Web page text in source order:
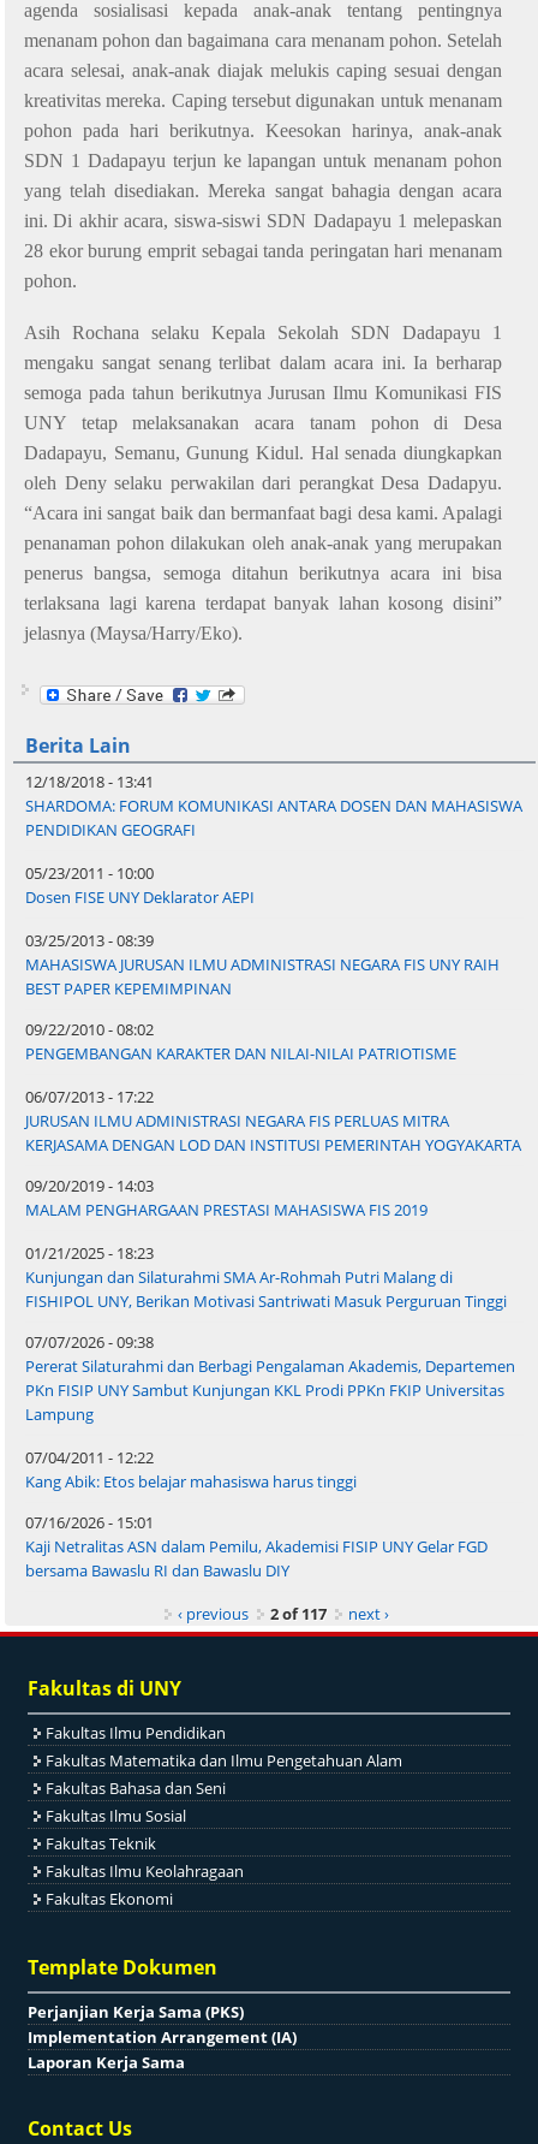
agenda sosialisasi kepada anak-anak tentang pentingnya
menanam pohon dan bagaimana cara menanam pohon. Setelah
acara selesai, anak-anak diajak melukis caping sesuai dengan
kreativitas mereka. Caping tersebut digunakan untuk menanam
pohon pada hari berikutnya. Keesokan harinya, anak-anak
SDN 1 Dadapayu terjun ke lapangan untuk menanam pohon
yang telah disediakan. Mereka sangat bahagia dengan acara
ini. Di akhir acara, siswa-siswi SDN Dadapayu 1 melepaskan
28 ekor burung emprit sebagai tanda peringatan hari menanam
pohon.
Asih Rochana selaku Kepala Sekolah SDN Dadapayu 1
mengaku sangatsenang terlibat dalam acara ini. Ia berharap
semoga pada tahun berikutnya Jurusan Ilmu Komunikasi FIS
UNY tetap melaksanakan acara tanam pohon di Desa
Dadapayu, Semanu, Gunung Kidul. Hal senada diungkapkan
oleh Deny selaku perwakilan dari perangkat Desa Dadapyu.
“Acara ini sangat baik dan bermanfaat bagi desa kami. Apalagi
penanaman pohon dilakukan oleh anak-anak yang merupakan
penerus bangsa, semoga ditahun berikutnya acara ini bisa
terlaksana lagi karena terdapat banyak lahan kosong disini”
jelasnya (Maysa/Harry/Eko).
Berita Lain
12/18/2018 - 13:41
SHARDOMA: FORUM KOMUNIKASI ANTARA DOSEN DAN MAHASISWA
PENDIDIKAN GEOGRAFI
05/23/2011 - 10:00
Dosen FISE UNY Deklarator AEPI
03/25/2013 - 08:39
MAHASISWA JURUSAN ILMU ADMINISTRASI NEGARA FIS UNY RAIH
BEST PAPER KEPEMIMPINAN
09/22/2010 - 08:02
PENGEMBANGAN KARAKTER DAN NILAI-NILAI PATRIOTISME
06/07/2013 - 17:22
JURUSAN ILMU ADMINISTRASI NEGARA FIS PERLUAS MITRA
KERJASAMA DENGAN LOD DAN INSTITUSI PEMERINTAH YOGYAKARTA
09/20/2019 - 14:03
MALAM PENGHARGAAN PRESTASI MAHASISWA FIS 2019
01/21/2025 - 18:23
Kunjungan dan Silaturahmi SMA Ar-Rohmah Putri Malang di
FISHIPOL UNY, Berikan Motivasi Santriwati Masuk Perguruan Tinggi
07/07/2026 - 09:38
Pererat Silaturahmi dan Berbagi Pengalaman Akademis, Departemen
PKn FISIP UNY Sambut Kunjungan KKL Prodi PPKn FKIP Universitas
Lampung
07/04/2011 - 12:22
Kang Abik: Etos belajar mahasiswa harus tinggi
07/16/2026 - 15:01
Kaji Netralitas ASN dalam Pemilu, Akademisi FISIP UNY Gelar FGD
bersama Bawaslu RI dan Bawaslu DIY
‹ previous
2 of 117 next ›
Fakultas di UNY
Fakultas Ilmu Pendidikan
Fakultas Matematika dan Ilmu Pengetahuan Alam
Fakultas Bahasa dan Seni
Fakultas Ilmu Sosial
Fakultas Teknik
Fakultas Ilmu Keolahragaan
Fakultas Ekonomi
Template Dokumen
Perjanjian Kerja Sama (PKS)
Implementation Arrangement (IA)
Laporan Kerja Sama
Contact Us